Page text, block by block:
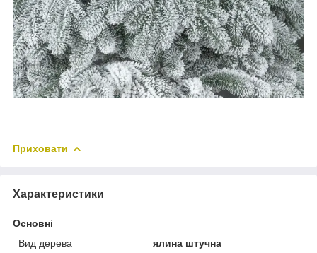
Приховати
Характеристики
Основні
Вид дерева
ялина штучна